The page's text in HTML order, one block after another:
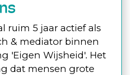
ruim 5 jaar actief als
& mediator binnen
'Eigen Wijsheid'. Het
dat mensen grote